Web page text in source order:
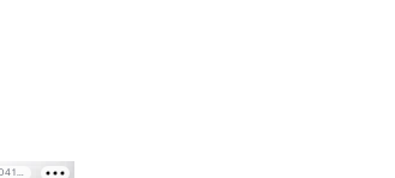
РЕКЛАМА • ООО «ДРУЖБА» ИНН 9704146411